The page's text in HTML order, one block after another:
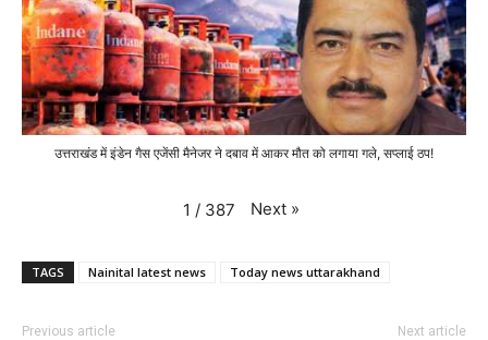
उत्तराखंड में इंडेन गैस एजेंसी मैनेजर ने दबाव में आकर मौत को लगाया गले, सप्लाई ठप!
1 / 387 Next »
TAGS Nainital latest news Today news uttarakhand
Previous article Next article